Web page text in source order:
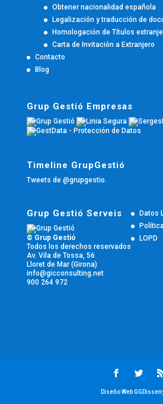
Obtener nacionalidad española
Legalización y traducción de
Homologación de Títulos
Carta de Invitación a Extranjero
Contacto
Blog
Grup Gestió Empresas
Timeline GrupGestió
Tweets de @grupgestio.
Grup Gestió Serveis
© Grup Gestió
Todos los derechos reservados
Av. Vila de Tossa, 56
Lloret de Mar (Girona)
info@gicconsulting.net
900 264 972
Datos
LOPD
Diseño Web